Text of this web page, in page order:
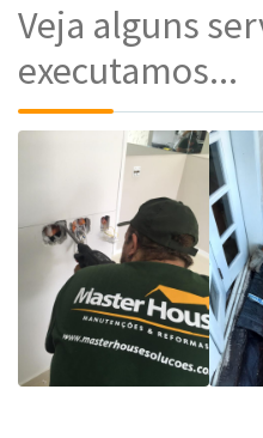
Veja alguns
executamos...